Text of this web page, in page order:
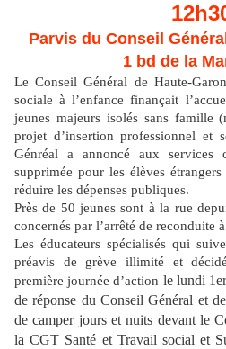
Parvis du Conseil
1 bd de la
Le Conseil Général de Haute-
sociale à l’enfance finançait
jeunes majeurs isolés sans famille
projet d’insertion professionnel et
Génréal a annoncé aux services
supprimée pour les élèves
réduire les dépenses publiques.
Près de 50 jeunes sont à la rue
concernés par l’arrêté de reconduite
Les éducateurs spécialisés qui
préavis de grève illimité et
première journée d’action le lundi
de réponse du Conseil Général et
de camper jours et nuits devant le
la CGT Santé et Travail social et